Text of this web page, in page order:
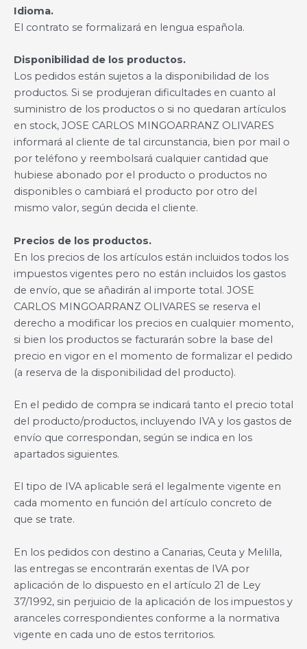
Idioma.
El contrato se formalizará en lengua española.
Disponibilidad de los productos.
Los pedidos están sujetos a la disponibilidad de los
productos. Si se produjeran dificultades en cuanto al
suministro de los productos o si no quedaran artículos
en stock, JOSE CARLOS MINGOARRANZ OLIVARES
informará al cliente de tal circunstancia, bien por mail o
por teléfono y reembolsará cualquier cantidad que
hubiese abonado por el producto o productos no
disponibles o cambiará el producto por otro del
mismo valor, según decida el cliente.
Precios de los productos.
En los precios de los artículos están incluidos todos los
impuestos vigentes pero no están incluidos los gastos
de envío, que se añadirán al importe total. JOSE
CARLOS MINGOARRANZ OLIVARES se reserva el
derecho a modificar los precios en cualquier momento,
si bien los productos se facturarán sobre la base del
precio en vigor en el momento de formalizar el pedido
(a reserva de la disponibilidad del producto).
En el pedido de compra se indicará tanto el precio total
del producto/productos, incluyendo IVA y los gastos de
envío que correspondan, según se indica en los
apartados siguientes.
El tipo de IVA aplicable será el legalmente vigente en
cada momento en función del artículo concreto de
que se trate.
En los pedidos con destino a Canarias, Ceuta y Melilla,
las entregas se encontrarán exentas de IVA por
aplicación de lo dispuesto en el artículo 21 de Ley
37/1992, sin perjuicio de la aplicación de los impuestos y
aranceles correspondientes conforme a la normativa
vigente en cada uno de estos territorios.